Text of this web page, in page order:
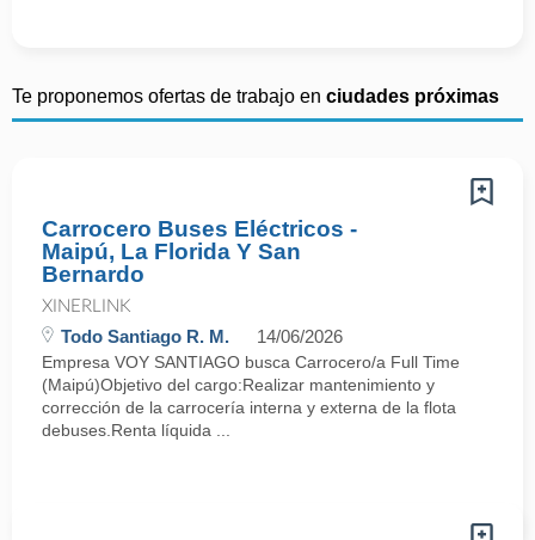
Te proponemos ofertas de trabajo en ciudades próximas
Carrocero Buses Eléctricos -
Maipú, La Florida Y San
Bernardo
XINERLINK
Todo Santiago R. M. 14/06/2026
Empresa VOY SANTIAGO busca Carrocero/a Full Time
(Maipú)Objetivo del cargo:Realizar mantenimiento y
corrección de la carrocería interna y externa de la flota
debuses.Renta líquida ...